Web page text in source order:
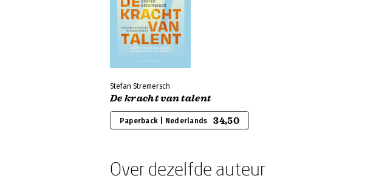
Stefan Stremersch
De kracht van talent
Paperback | Nederlands 34,50
Over dezelfde auteur